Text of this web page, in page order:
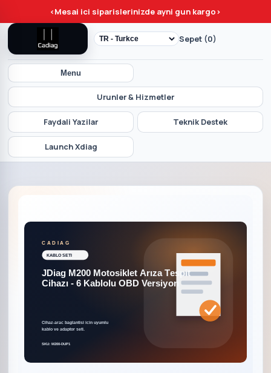
<Mesai ici siparislerinizde ayni gun kargo>
Menu
Urunler & Hizmetler
Faydali Yazilar Teknik Destek
Launch Xdiag
Sepet (0)